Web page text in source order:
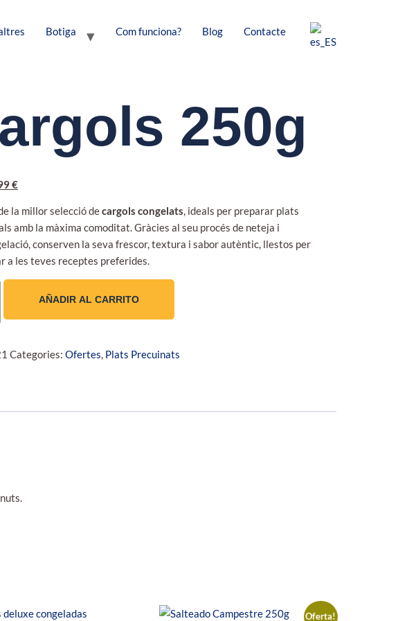
Botiga Com funciona? Blog Contacte
250g
€
la millor selecció decargols congelats, ideals per preparar plats
amb la màxima comoditat. Gràcies al seu procés de neteja i
conserven la seva frescor, textura i sabor autèntic, llestos per
a les teves receptes preferides.
AÑADIR AL CARRITO
Categories: Ofertes, Plats Precuinats
Oferta!